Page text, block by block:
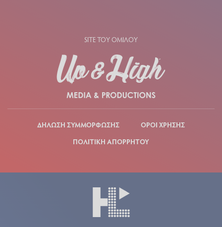
SITE ΤΟΥ ΟΜΙΛΟΥ
ΔΗΛΩΣΗ ΣΥΜΜΟΡΦΩΣΗΣ
ΟΡΟΙ ΧΡΗΣΗΣ
ΠΟΛΙΤΙΚΗ ΑΠΟΡΡΗΤΟΥ